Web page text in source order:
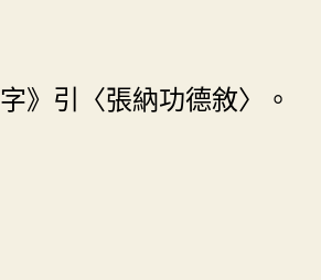
字》引〈張納功德敘〉。